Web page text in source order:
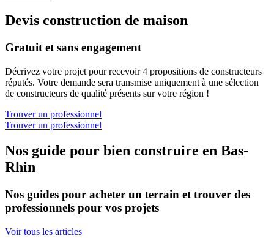
Devis construction de maison
Gratuit et sans engagement
Décrivez votre projet pour recevoir 4 propositions de constructeurs
réputés. Votre demande sera transmise uniquement à une sélection
de constructeurs de qualité présents sur votre région !
Trouver un professionnel
Trouver un professionnel
Nos guide pour bien construire en Bas-
Rhin
Nos guides pour acheter un terrain et trouver des
professionnels pour vos projets
Voir tous les articles